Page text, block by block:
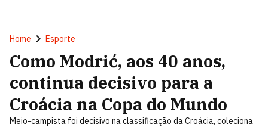
Home Esporte
Como Modrić, aos 40 anos,
continua decisivo para a
Croácia na Copa do Mundo
Meio-campista foi decisivo na classificação da Croácia, coleciona